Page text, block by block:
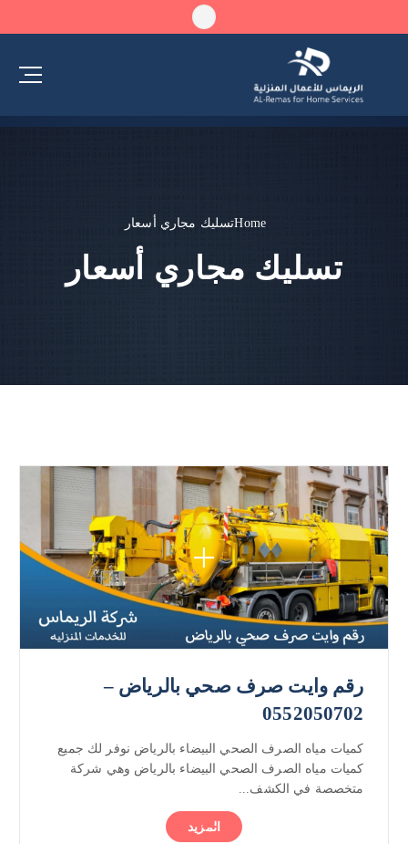
Homeتسليك مجاري أسعار
تسليك مجاري أسعار
رقم وايت صرف صحي بالرياض –
0552050702
كميات مياه الصرف الصحي البيضاء بالرياض نوفر لك جميع
كميات مياه الصرف الصحي البيضاء بالرياض وهي شركة
متخصصة في الكشف...
المزيد